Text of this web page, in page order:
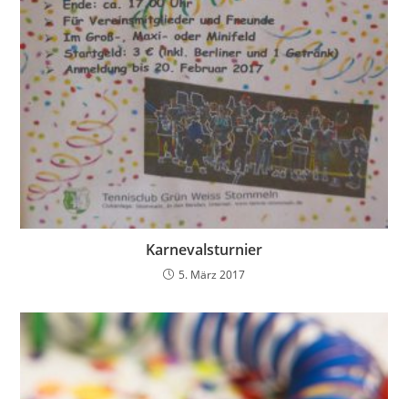
Karnevalsturnier
5. März 2017